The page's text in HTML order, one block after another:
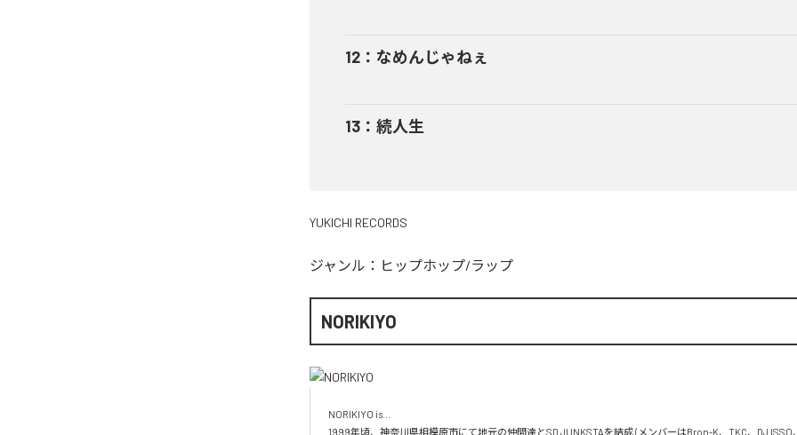
12 ： なめんじゃねぇ
13 ： 続人生
YUKICHI RECORDS
ジャンル： ヒップホップ/ラップ
NORIKIYO
NORIKIYO is...
1999年頃、神奈川県相模原市にて地元の仲間達とSD JUNKSTAを結成 (メンバーはBron-K、TKC、DJ ISSO